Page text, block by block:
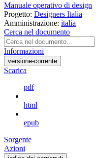
Manuale operativo di design
Progetto: Designers Italia
Amministrazione: italia
Cerca nel documento
Informazioni
versione-corrente
Scarica
pdf
html
epub
Sorgente
Azioni